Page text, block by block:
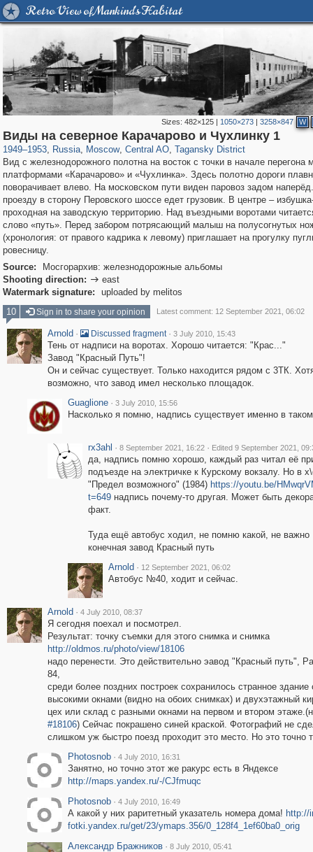
Retro View of Mankind's Habitat
Sizes: 482×125| 1050×273| 3258×847 W
Виды на северное Карачарово и Чухлинку 1
1949–1953, Russia
1,406,257 29,243
, Moscow
319,779 8,286
, Central AO
159,978 5,916
, Tagansky District
10,738 402
Вид с железнодорожного полотна на восток с точки в начале перегона
платформами «Карачарово» и «Чухлинка». Здесь полотно дороги
поворачивает влево. На московском пути виден паровоз задом
проезду в сторону Перовского шоссе едет грузовик. В центре –
проходная на заводскую территорию. Над въездными воротами
слово «путь». Перед забором потрясающий малыш на полусогнутых
(хронология: от правого кадрика к левому) приглашает на прогулку
ровесницу.
Source:
Мосгорархив: железнодорожные альбомы
Shooting direction:  east
Watermark signature:
uploaded by melitos
10
Sign in to share your opinion Latest comment: 12 September 2021, 06:02
Arnold · Discussed fragment · 3 July 2010, 15:43
Тень от надписи на воротах. Хорошо читается: "Крас..."
Завод "Красный Путь"!
Он и сейчас существует. Только находится рядом с 3ТК.
возможно, что завод имел несколько площадок.
Guaglione · 3 July 2010, 15:56
Насколько я помню, надпись существует именно в
rx3ahl · 8 September 2021, 16:22 · Edited 9 September 2021,
да, надпись помню хорошо, каждый раз читал её
подъезде на электричке к Курскому вокзалу. Но в
"Предел возможного" (1984) https://youtu.be/
t=649надпись почему-то другая. Может быть
факт.
Туда ещё автобус ходил, не помню какой, не важно
конечная завод Красный путь
Arnold · 12 September 2021, 06:02
Автобус №40, ходит и сейчас.
Arnold · 4 July 2010, 08:37
Я сегодня поехал и посмотрел.
Результат: точку съемки для этого снимка и снимка
http://oldmos.ru/photo/view/18106
надо перенести. Это действительно эавод "Красный путь",
84,
среди более поздних построек сохранилось странное здание
высокими окнами (видно на обоих снимках) и двухэтажный
цех или склад с разными окнами на первом и втором
#18106) Сейчас покрашено синей краской. Фотографий не
слишком уж быстро поезд проходит это место. Но это точно
Photosnob · 4 July 2010, 16:31
Занятно, но точно этот же ракурс есть в Яндексе
http://maps.yandex.ru/-/CJfmuqc
Photosnob · 4 July 2010, 16:49
А какой у них раритетный указатель номера дома! http://
fotki.yandex.ru/get/23/ymaps.356/0_128f4_1ef60ba0_orig
Александр Бражников · 8 July 2010, 05:41